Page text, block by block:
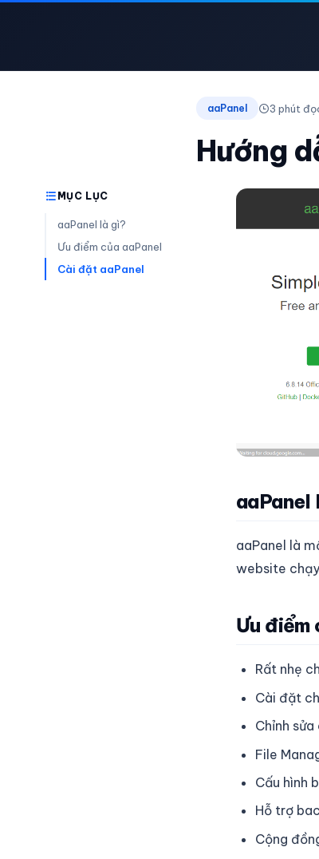
aaPanel 3 phút
Hướng
MỤC LỤC
aaPanel là gì?
Ưu điểm của aaPanel
Cài đặt aaPanel
aaPanel
aaPanel là
website
Ưu điểm
Rất nhẹ
Cài đặt
Chỉnh
File
Cấu hình
Hỗ trợ
Cộng